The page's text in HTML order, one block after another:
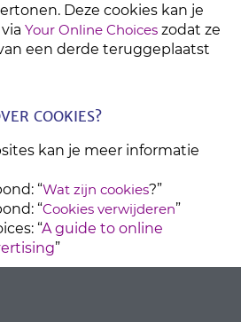
Deze cookies kan je
Your Online Choices zodat ze
een derde teruggeplaatst
COOKIES?
kan je meer informatie
“Wat zijn cookies?”
“Cookies verwijderen”
“A guide to online
”